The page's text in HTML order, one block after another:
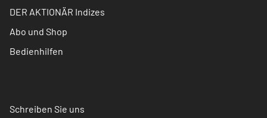
DER AKTIONÄR Indizes
Abo und Shop
Bedienhilfen
Schreiben Sie uns